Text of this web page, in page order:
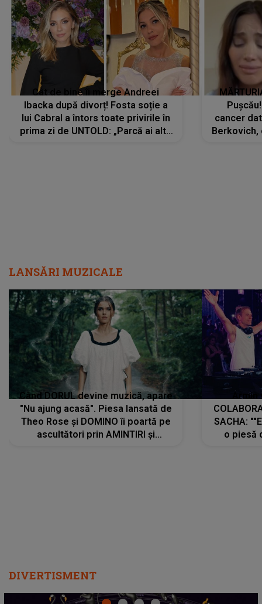
Cât de bine îi merge Andreei
Ibacka după divorț! Fosta soție a
lui Cabral a întors toate privirile în
prima zi de UNTOLD: „Parcă ai altă
cancer
Berkovich,
LANSĂRI MUZICALE
Când DORUL devine muzică, apare
"Nu ajung acasă". Piesa lansată de
Theo Rose și DOMINO îi poartă pe
ascultători prin AMINTIRI și
SACHA:
o piesă
DIVERTISMENT